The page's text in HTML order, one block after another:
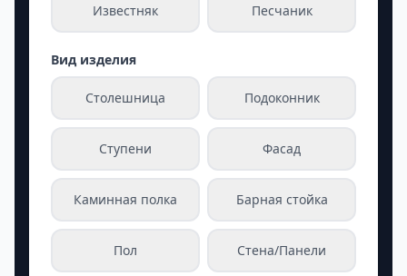
Известняк Песчаник
Вид изделия
Столешница Подоконник
Ступени Фасад
Каминная полка Барная стойка
Пол Стена/Панели